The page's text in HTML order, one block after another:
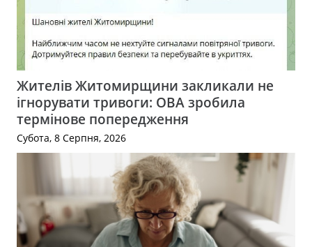
Жителів Житомирщини закликали не
ігнорувати тривоги: ОВА зробила
термінове попередження
Субота, 8 Серпня, 2026